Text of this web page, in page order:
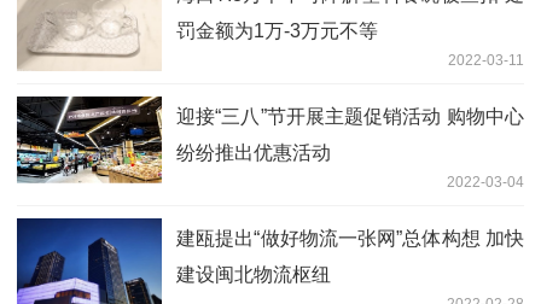
罚金额为1万-3万元不等
2022-03-11
迎接“三八”节开展主题促销活动 购物中心
纷纷推出优惠活动
2022-03-04
建瓯提出“做好物流一张网”总体构想 加快
建设闽北物流枢纽